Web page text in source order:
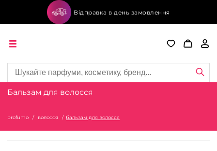
Відправка в день замовлення
Бальзам для волосся
profumo волосся бальзам для волосся